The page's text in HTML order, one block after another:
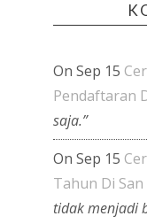
On Sep 15
Pendaftaran
saja.”
On Sep 15
Tahun Di San
tidak menjadi